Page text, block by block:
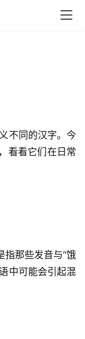
不同的汉字。今
看看它们在日常
那些发音与“饿
中可能会引起混